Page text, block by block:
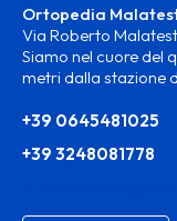
Ortopedia
Via Roberto
Siamo nel cuore del
metri dalla stazione
+39 0645481025
+39 3248081778